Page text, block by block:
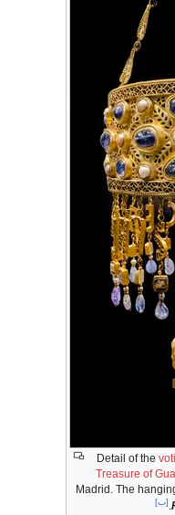
Detail of the
Treasure of
Madrid. The
[ب]